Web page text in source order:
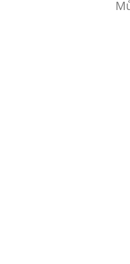
MEZZO CAFFE ZRNKOVÁ KÁVA